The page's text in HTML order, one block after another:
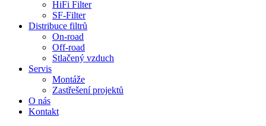
HiFi Filter
SF-Filter
Distribuce filtrů
On-road
Off-road
Stlačený vzduch
Servis
Montáže
Zastřešení projektů
O nás
Kontakt